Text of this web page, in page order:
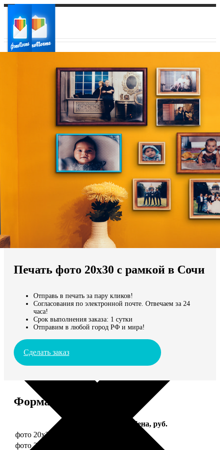
Ваш регион доставки
Выберите из списка:
Мы доставляем по всему миру
Продолжить без города
Печать фото 20х30 с рамкой в Сочи
Отправь в печать за пару кликов!
Согласования по электронной почте. Отвечаем за 24
часа!
Срок выполнения заказа: 1 сутки
Отправим в любой город РФ и мира!
Сделать заказ
Форматы и цены
Цена, руб.
фото 20х30 в деревянной рамке
фото 20х30 в алюминиевой рамке